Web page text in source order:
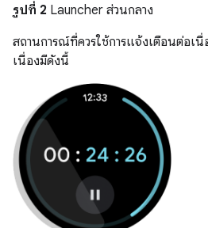
รูปที่ 2 Launcher ส่วนกลาง
สถานการณ์ที่ควรใช้การแจ้งเตือนต่อเ
เนื่องมีดังนี้